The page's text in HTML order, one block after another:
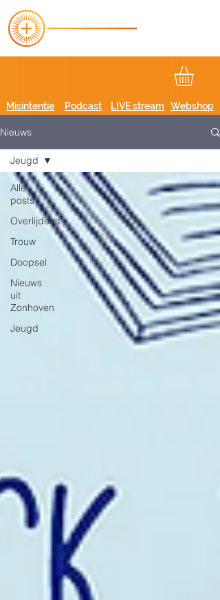
Podcast
Misintentie LIVE stream Webshop
Nieuws
Alle
posts
Overlijdens
Trouw
Doopsel
Nieuws
uit
Zonhoven
Jeugd
Jeugd